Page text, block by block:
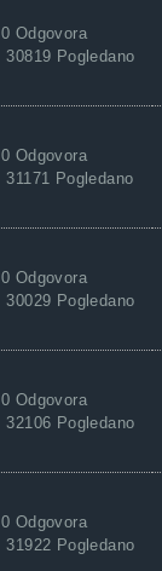
0 Odgovora
30819 Pogledano
0 Odgovora
31171 Pogledano
0 Odgovora
30029 Pogledano
0 Odgovora
32106 Pogledano
0 Odgovora
31922 Pogledano